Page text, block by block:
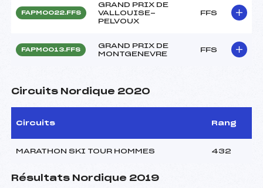
FAPM0022.FFS
GRAND PRIX DE
VALLOUISE-
PELVOUX
FFS
FAPM0013.FFS
GRAND PRIX DE
MONTGENEVRE
FFS
Circuits Nordique 2020
Circuits Rang
MARATHON SKI TOUR HOMMES 432
Résultats Nordique 2019